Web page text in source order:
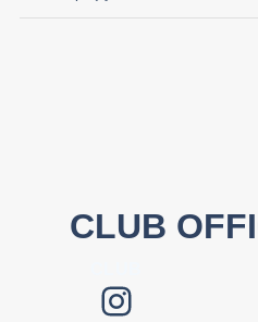
CLUB
Instagram